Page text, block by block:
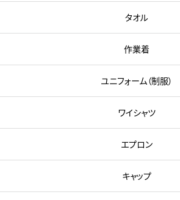
タオル
作業着
ユニフォーム（制服）
ワイシャツ
エプロン
キャップ